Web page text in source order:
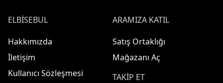
ELBISEBUL
Hakkımızda
İletişim
Kullanıcı Sözleşmesi
ARAMIZA KATIL
Satış Ortaklığı
Mağazanı Aç
TAKIP ET